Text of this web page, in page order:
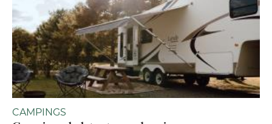
CAMPINGS